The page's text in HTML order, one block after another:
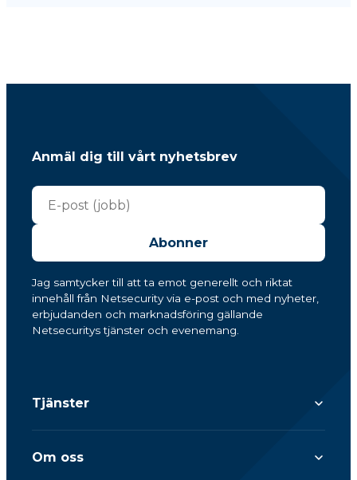
Anmäl dig till vårt nyhetsbrev
Abonner
Jag samtycker till att ta emot generellt och riktat
innehåll från Netsecurity via e-post och med nyheter,
erbjudanden och marknadsföring gällande
Netsecuritys tjänster och evenemang.
Tjänster
Om oss